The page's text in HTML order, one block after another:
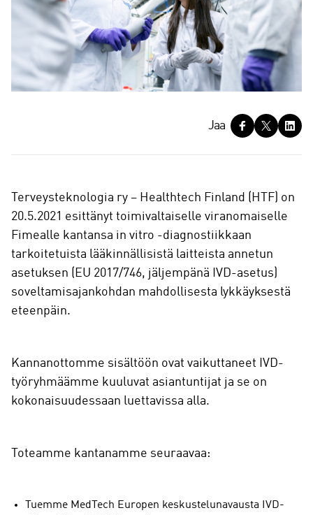
a
Jaa
Terveysteknologia ry – Healthtech Finland (HTF) on
20.5.2021 esittänyt toimivaltaiselle viranomaiselle
Fimealle kantansa in vitro -diagnostiikkaan
tarkoitetuista lääkinnällisistä laitteista annetun
asetuksen (EU 2017/746, jäljempänä IVD-asetus)
soveltamisajankohdan mahdollisesta lykkäyksestä
eteenpäin.
Kannanottomme sisältöön ovat vaikuttaneet IVD-
työryhmäämme kuuluvat asiantuntijat ja se on
kokonaisuudessaan luettavissa alla.
Toteamme kantanamme seuraavaa:
Tuemme MedTech Europen keskustelunavausta IVD-